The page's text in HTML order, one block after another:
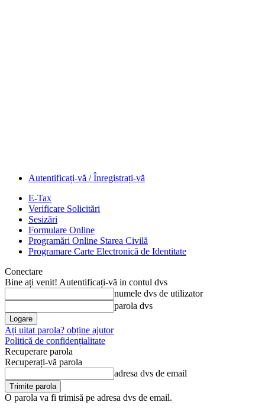
Autentificați-vă / Înregistrați-vă
E-Tax
Verificare Solicitări
Sesizări
Formulare Online
Programări Online Starea Civilă
Programare Carte Electronică de Identitate
Conectare
Bine ați venit! Autentificați-vă in contul dvs
numele dvs de utilizator
parola dvs
Ați uitat parola? obține ajutor
Politică de confidențialitate
Recuperare parola
Recuperați-vă parola
adresa dvs de email
O parola va fi trimisă pe adresa dvs de email.